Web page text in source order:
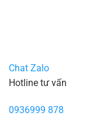
Chat Zalo
Hotline tư vấn
0936999 878